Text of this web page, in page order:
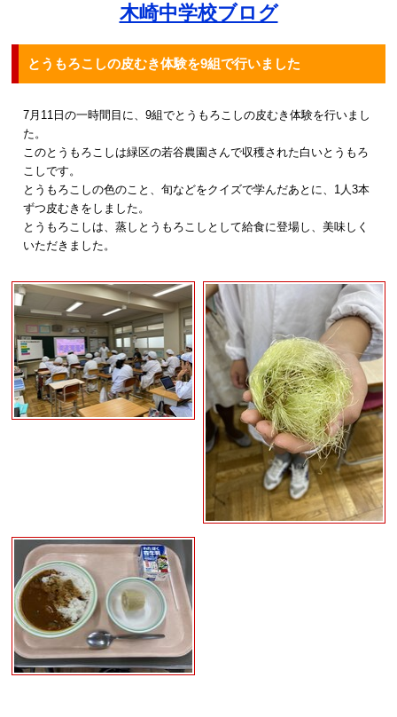
木崎中学校ブログ
とうもろこしの皮むき体験を9組で行いました
7月11日の一時間目に、9組でとうもろこしの皮むき体験を行いまし
た。
このとうもろこしは緑区の若谷農園さんで収穫された白いとうもろ
こしです。
とうもろこしの色のこと、旬などをクイズで学んだあとに、1人3本
ずつ皮むきをしました。
とうもろこしは、蒸しとうもろこしとして給食に登場し、美味しく
いただきました。